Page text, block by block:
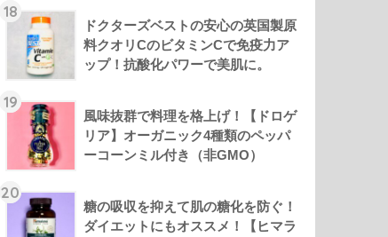
18
ドクターズベストの安心の英国製原
料クオリCのビタミンCで免疫力ア
ップ！抗酸化パワーで美肌に。
19
風味抜群で料理を格上げ！【ドロゲ
リア】オーガニック4種類のペッパ
ーコーンミル付き（非GMO）
20
糖の吸収を抑えて肌の糖化を防ぐ！
ダイエットにもオススメ！【ヒマラ